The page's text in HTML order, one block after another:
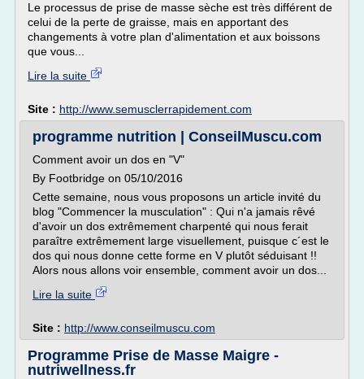
Le processus de prise de masse sèche est très différent de
celui de la perte de graisse, mais en apportant des
changements à votre plan d'alimentation et aux boissons
que vous...
Lire la suite
Site : http://www.semusclerrapidement.com
programme nutrition | ConseilMuscu.com
Comment avoir un dos en "V"
By Footbridge on 05/10/2016
Cette semaine, nous vous proposons un article invité du
blog "Commencer la musculation" : Qui n'a jamais rêvé
d'avoir un dos extrêmement charpenté qui nous ferait
paraître extrêmement large visuellement, puisque c´est le
dos qui nous donne cette forme en V plutôt séduisant !!
Alors nous allons voir ensemble, comment avoir un dos...
Lire la suite
Site : http://www.conseilmuscu.com
Programme Prise de Masse Maigre -
nutriwellness.fr